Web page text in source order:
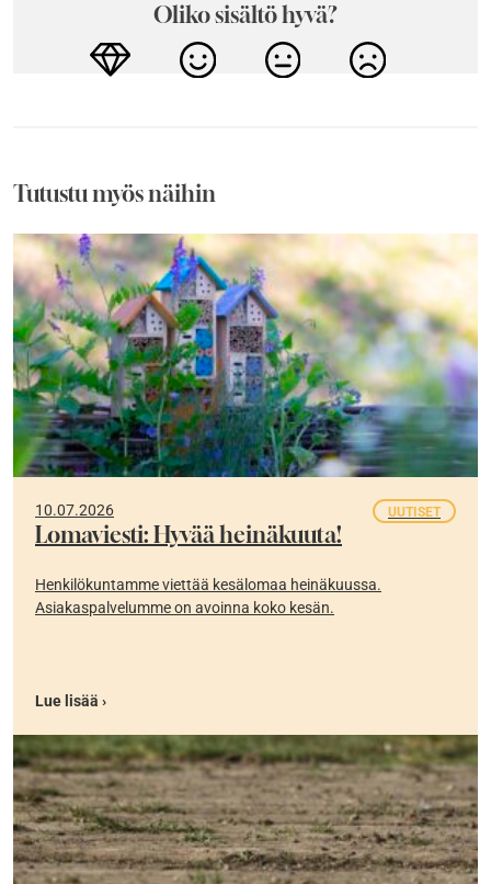
Oliko sisältö hyvä?
Tutustu myös näihin
10.07.2026 UUTISET
Lomaviesti: Hyvää heinäkuuta!
Henkilökuntamme viettää kesälomaa heinäkuussa.
Asiakaspalvelumme on avoinna koko kesän.
Lue lisää ›